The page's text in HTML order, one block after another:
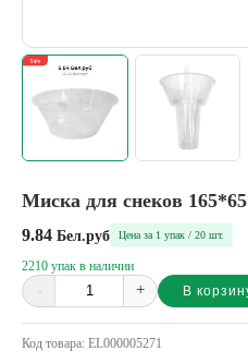
Миска для снеков
9.84 Бел.руб Цена за 1 упак / 20 шт.
2210 упак в наличии
- + В
Alternative:
Код товара: EL000005271